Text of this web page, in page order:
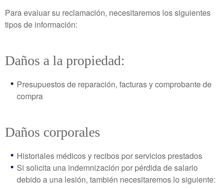
Para evaluar su reclamación, necesitaremos los siguientes
tipos de información:
Daños a la propiedad:
Presupuestos de reparación, facturas y comprobante de
compra
Daños corporales
Historiales médicos y recibos por servicios prestados
Si solicita una indemnización por pérdida de salario
debido a una lesión, también necesitaremos lo siguiente: